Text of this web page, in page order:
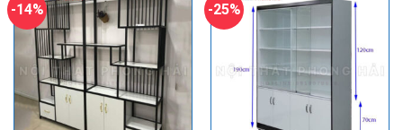
-14% -25%